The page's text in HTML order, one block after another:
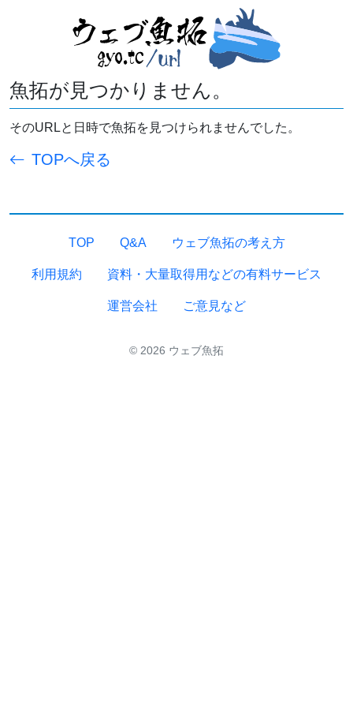
魚拓が見つかりません。
そのURLと日時で魚拓を見つけられませんでした。
TOPへ戻る
TOP Q&A ウェブ魚拓の考え方
利用規約 資料・大量取得用などの有料サービス
運営会社 ご意見など
© 2026 ウェブ魚拓